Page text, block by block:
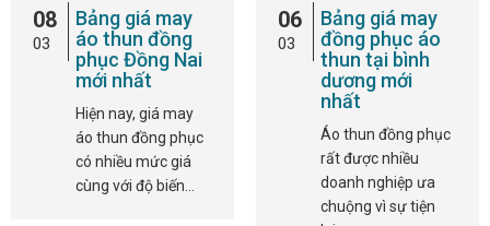
08
03
Bảng giá may
áo thun đồng
phục Đồng Nai
mới nhất
Hiện nay, giá may
áo thun đồng phục
có nhiều mức giá
cùng với độ biến…
06
03
Bảng giá may
đồng phục áo
thun tại bình
dương mới
nhất
Áo thun đồng phục
rất được nhiều
doanh nghiệp ưa
chuộng vì sự tiện